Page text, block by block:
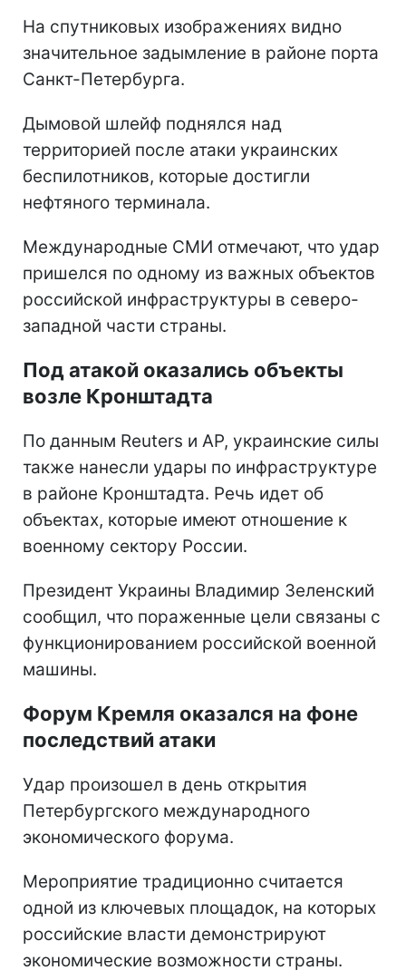
На спутниковых изображениях видно
значительное задымление в районе порта
Санкт-Петербурга.
Дымовой шлейф поднялся над
территорией после атаки украинских
беспилотников, которые достигли
нефтяного терминала.
Международные СМИ отмечают, что удар
пришелся по одному из важных объектов
российской инфраструктуры в северо-
западной части страны.
Под атакой оказались объекты
возле Кронштадта
По данным Reuters и AP, украинские силы
также нанесли удары по инфраструктуре
в районе Кронштадта. Речь идет об
объектах, которые имеют отношение к
военному сектору России.
Президент Украины Владимир Зеленский
сообщил, что пораженные цели связаны с
функционированием российской военной
машины.
Форум Кремля оказался на фоне
последствий атаки
Удар произошел в день открытия
Петербургского международного
экономического форума.
Мероприятие традиционно считается
одной из ключевых площадок, на которых
российские власти демонстрируют
экономические возможности страны.